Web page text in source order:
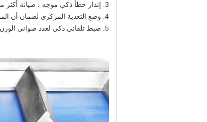
3. إنذار خطأ ذكي موجه ، صيانة أكثر ملاءمة.
4. وضع التغذية المركزي لضمان أن المواد مركزة نسبيًا وتحسين سرعة تشغيل الآلة بأكملها.
5. ضبط تلقائي ذكي لعدد صواني الوزن ، من السهل تحقيق مزيج مثالي من الوزن والعديد من المعايير المزدوجة.